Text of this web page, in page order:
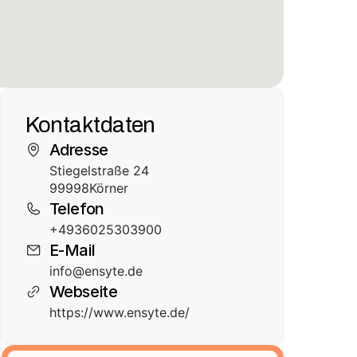
Kontaktdaten
Adresse
Stiegelstraße 24
99998Körner
Telefon
+4936025303900
E-Mail
info@ensyte.de
Webseite
https://www.ensyte.de/